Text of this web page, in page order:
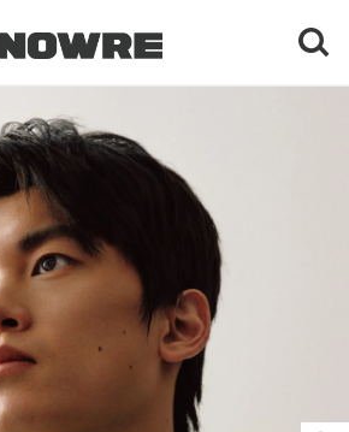
每日鲜榨
现客视点
每日栏目
时 尚
球 鞋